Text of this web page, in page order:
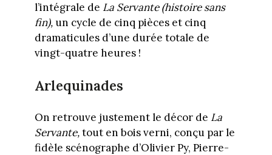
l’intégrale de La Servante (histoire sans
fin), un cycle de cinq pièces et cinq
dramaticules d’une durée totale de
vingt-quatre heures !
Arlequinades
On retrouve justement le décor de La
Servante,tout en bois verni, conçu par le
fidèle scénographe d’Olivier Py, Pierre-